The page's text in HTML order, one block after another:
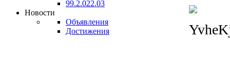
99.2.022.03
Новости
Объявления
Достижения